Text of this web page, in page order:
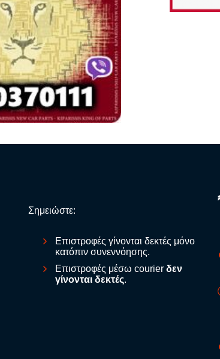
Σημειώστε:
Επιστροφές γίνονται δεκτές μόνο
κατόπιν συνεννόησης.
Επιστροφές μέσω courier δεν
γίνονται δεκτές.